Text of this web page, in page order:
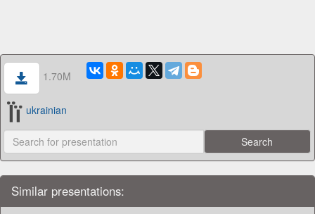
1.70M
ukrainian
Similar presentations: